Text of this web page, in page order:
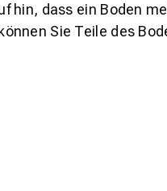
hin, dass ein Boden
Sie Teile des